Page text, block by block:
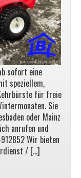
sofort eine
speziellem,
für freie
Sie
oder Mainz
anrufen und
Wir bieten
/ […]